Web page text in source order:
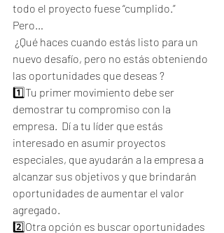
todo el proyecto fuese “cumplido.”
Pero…
nuevo desafío, pero no estás obteniendo
las oportunidades que deseas ?
1️⃣Tu primer movimiento debe ser
demostrar tu compromiso con la
empresa.  Dí a tu líder que estás
interesado en asumir proyectos
especiales, que ayudarán a la empresa a
alcanzar sus objetivos y que brindarán
oportunidades de aumentar el valor
agregado.
2️⃣Otra opción es buscar oportunidades